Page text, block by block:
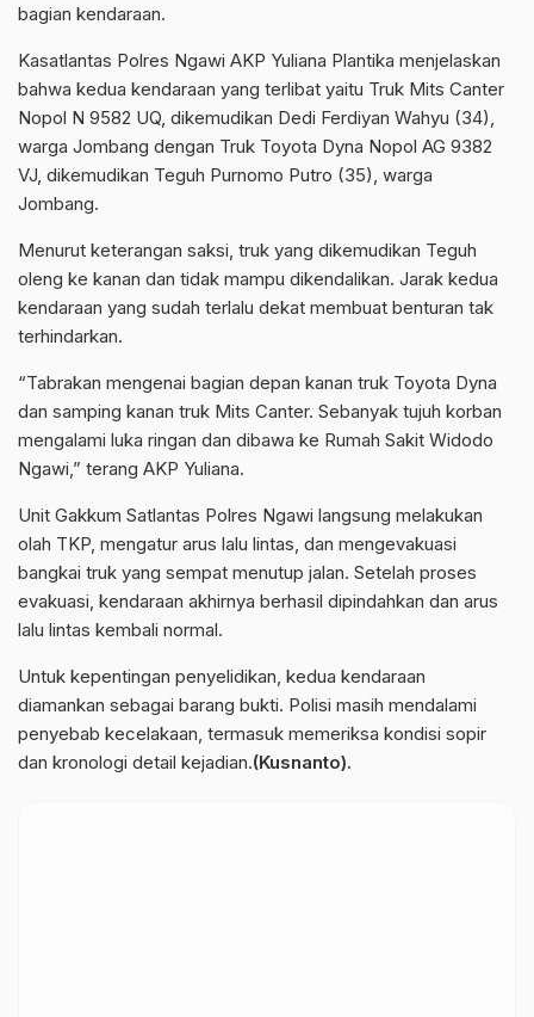
bagian kendaraan.
Kasatlantas Polres Ngawi AKP Yuliana Plantika menjelaskan
bahwa kedua kendaraan yang terlibat yaitu Truk Mits Canter
Nopol N 9582 UQ, dikemudikan Dedi Ferdiyan Wahyu (34),
warga Jombang dengan Truk Toyota Dyna Nopol AG 9382
VJ, dikemudikan Teguh Purnomo Putro (35), warga
Jombang.
Menurut keterangan saksi, truk yang dikemudikan Teguh
oleng ke kanan dan tidak mampu dikendalikan. Jarak kedua
kendaraan yang sudah terlalu dekat membuat benturan tak
terhindarkan.
“Tabrakan mengenai bagian depan kanan truk Toyota Dyna
dan samping kanan truk Mits Canter. Sebanyak tujuh korban
mengalami luka ringan dan dibawa ke Rumah Sakit Widodo
Ngawi,” terang AKP Yuliana.
Unit Gakkum Satlantas Polres Ngawi langsung melakukan
olah TKP, mengatur arus lalu lintas, dan mengevakuasi
bangkai truk yang sempat menutup jalan. Setelah proses
evakuasi, kendaraan akhirnya berhasil dipindahkan dan arus
lalu lintas kembali normal.
Untuk kepentingan penyelidikan, kedua kendaraan
diamankan sebagai barang bukti. Polisi masih mendalami
penyebab kecelakaan, termasuk memeriksa kondisi sopir
dan kronologi detail kejadian.(Kusnanto).